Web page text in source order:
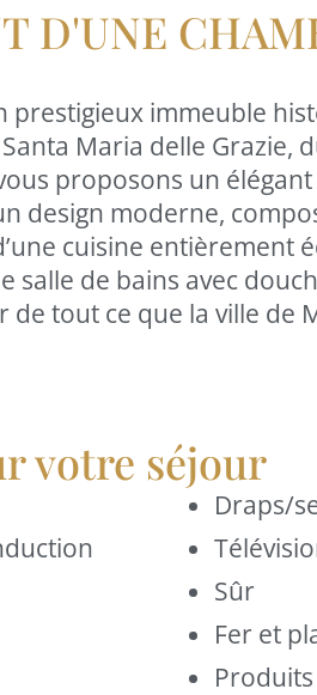
D'UNE
prestigieux immeuble
Maria delle Grazie,
proposons un
design moderne,
cuisine entièrement
salle de bains avec
tout ce que la ville de
votre séjour
Draps/
Sûr
Fer et